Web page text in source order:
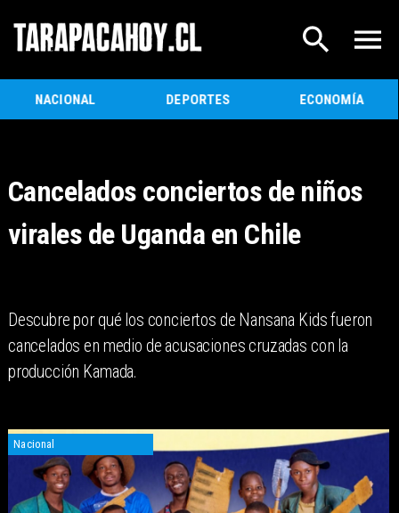
NACIONAL DEPORTES ECONOMÍA
Cancelados conciertos de niños
virales de Uganda en Chile
Descubre por qué los conciertos de Nansana Kids fueron
cancelados en medio de acusaciones cruzadas con la
producción Kamada.
Nacional